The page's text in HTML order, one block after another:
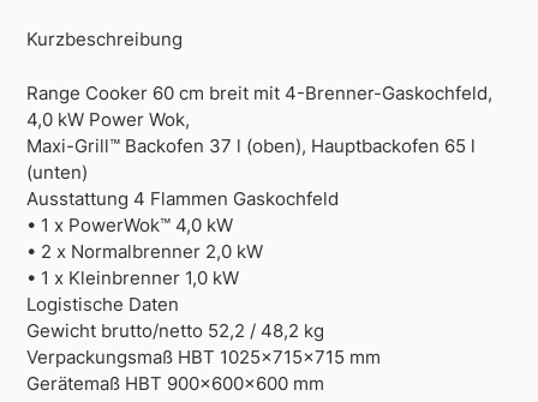
Kurzbeschreibung
Range Cooker 60 cm breit mit 4-Brenner-Gaskochfeld,
4,0 kW Power Wok,
Maxi-Grill™ Backofen 37 l (oben), Hauptbackofen 65 l
(unten)
Ausstattung 4 Flammen Gaskochfeld
• 1 x PowerWok™ 4,0 kW
• 2 x Normalbrenner 2,0 kW
• 1 x Kleinbrenner 1,0 kW
Logistische Daten
Gewicht brutto/netto 52,2 / 48,2 kg
Verpackungsmaß HBT 1025x715x715 mm
Gerätemaß HBT 900x600x600 mm